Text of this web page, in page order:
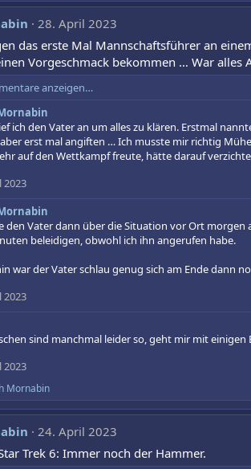
28. April 2023
das erste Mal Mannschaftsführer an
Vorgeschmack bekommen … War alles
anzeigen…
ich den Vater an um alles zu klären. Erstmal
erst mal angiften … Ich musste mir richtig
auf den Wettkampf freute, hätte darauf
2023
den Vater dann über die Situation vor Ort
beleidigen, obwohl ich ihn angerufen habe.
war der Vater schlau genug sich am Ende dann
2023
sind manchmal leider so, geht mir mit einigen
2023
Mornabin
24. April 2023
Trek 6: Immer noch der Hammer.